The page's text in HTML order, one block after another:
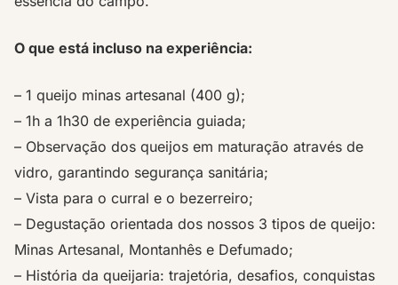
O que está incluso na experiência:
– 1 queijo minas artesanal (400 g);
– 1h a 1h30 de experiência guiada;
– Observação dos queijos em maturação através de
vidro, garantindo segurança sanitária;
– Vista para o curral e o bezerreiro;
– Degustação orientada dos nossos 3 tipos de queijo:
Minas Artesanal, Montanhês e Defumado;
– História da queijaria: trajetória, desafios, conquistas